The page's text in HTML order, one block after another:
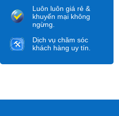
Luôn luôn giá rẻ &
khuyến mại không
ngừng.
Dịch vụ chăm sóc
khách hàng uy tín.